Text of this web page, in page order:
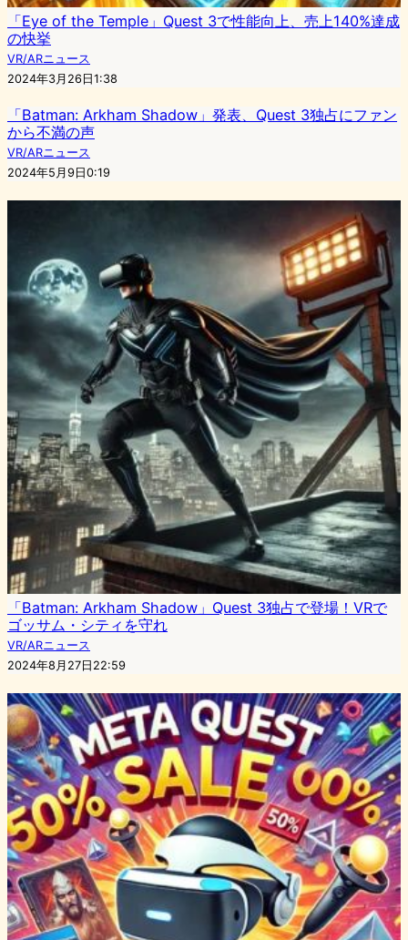
「Eye of the Temple」Quest 3で性能向上、売上140%達成
の快挙
VR/ARニュース
2024年3月26日1:38
「Batman: Arkham Shadow」発表、Quest 3独占にファン
から不満の声
VR/ARニュース
2024年5月9日0:19
「Batman: Arkham Shadow」Quest 3独占で登場！VRで
ゴッサム・シティを守れ
VR/ARニュース
2024年8月27日22:59